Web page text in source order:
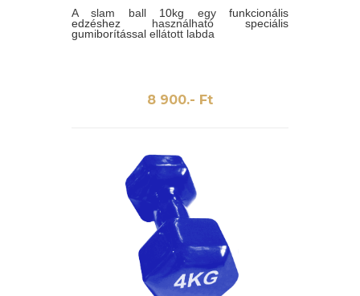
A slam ball 10kg egyfunkcionális
edzéshez használható speciális
gumiborítással ellátott labda
8 900.- Ft